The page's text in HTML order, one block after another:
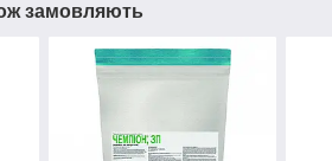
замовляють